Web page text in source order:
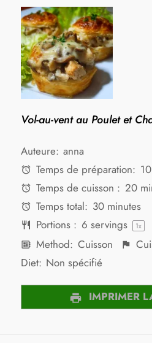
Vol-au-vent au Poulet et
Auteure: anna
Temps de préparation:
Temps de cuisson : 20
Temps total: 30 minutes
Portions : 6 servings 1x
Method: Cuisson
Diet: Non spécifié
IMPRIMER